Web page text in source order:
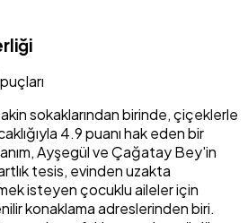
sokaklarından birinde, çiçeklerle
4.9 puanı hak eden bir
Ayşegül ve Çağatay Bey'in
tesis, evinden uzakta
isteyen çocuklu aileler için
konaklama adreslerinden biri.